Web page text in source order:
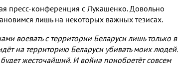
пресс-конференция с Лукашенко. Довольно
лишь на некоторых важных тезисах.
воевать с территории Беларуси лишь только в
на территорию Беларуси убивать моих людей.
жесточайший. И война приобретёт совсем